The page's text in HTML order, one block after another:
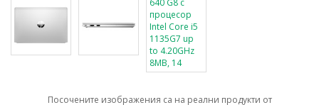
Посочените изображения са на реални продукти от